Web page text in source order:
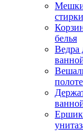
стирки
белья
Ведра